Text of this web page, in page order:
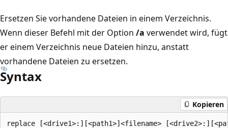
Ersetzen Sie vorhandene Dateien in einem Verzeichnis.
Wenn dieser Befehl mit der Option /a verwendet wird, fügt
er einem Verzeichnis neue Dateien hinzu, anstatt
vorhandene Dateien zu ersetzen.
Syntax
Kopieren
replace [<drive1>:][<path1>]<filename>